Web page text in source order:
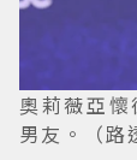
奧莉薇亞
男友。（路